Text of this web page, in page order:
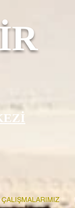
ÇALIŞMALARIMIZ